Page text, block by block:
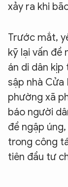
xảy ra khi
Trước mắt,
kỹ lại vấn đề
án di dân
sập nhà Cửa
phường xã
báo người
đề ngập
trong công
tiên đầu tư
XIN
TÔI